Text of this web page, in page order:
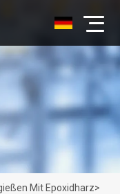
Mit Epoxidharz>